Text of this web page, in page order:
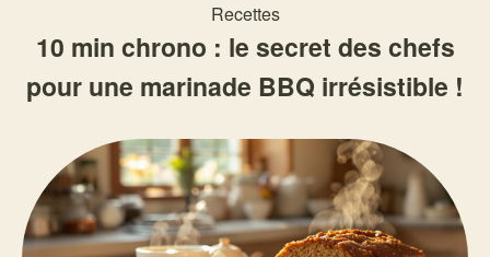
Recettes
10 min chrono : le secret des chefs
pour une marinade BBQ irrésistible !